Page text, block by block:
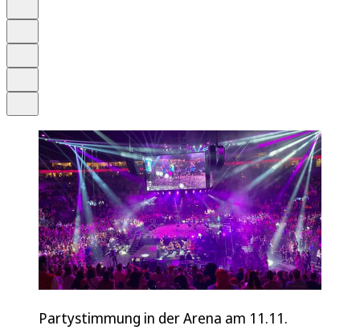
Partystimmung in der Arena am 11.11.